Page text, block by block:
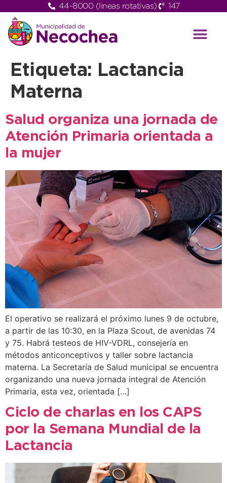
44-8000 (lineas rotativas) 147
Etiqueta:
Lactancia
Materna
Salud organiza una jornada de
Atención Primaria orientada a
la mujer
El operativo se realizará el próximo lunes 9 de octubre,
a partir de las 10:30, en la Plaza Scout, de avenidas 74
y 75. Habrá testeos de HIV-VDRL, consejería en
métodos anticonceptivos y taller sobre lactancia
materna. La Secretaría de Salud municipal se encuentra
organizando una nueva jornada integral de Atención
Primaria, esta vez, orientada […]
Ciclo de charlas en los CAPS
por la Semana Mundial de la
Lactancia